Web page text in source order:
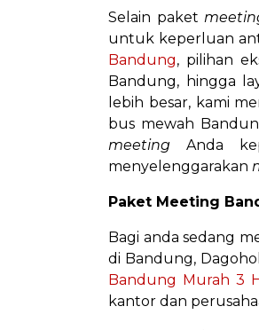
Selain paket
untuk keperluan
Bandung, pilihan
Bandung, hingga
lebih besar, kami
bus mewah
meeting Anda
menyelenggarakan
Paket Meeting
Bagi anda sedang
di Bandung,
Bandung Murah 3
kantor dan